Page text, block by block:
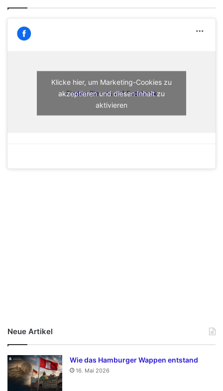
Finden Sie uns auf Facebook
Klicke hier, um Marketing-Cookies zu
akzeptieren und diesen Inhalt zu
aktivieren
Neue Artikel
Wie das Hamburger Wappen entstand
16. Mai 2026